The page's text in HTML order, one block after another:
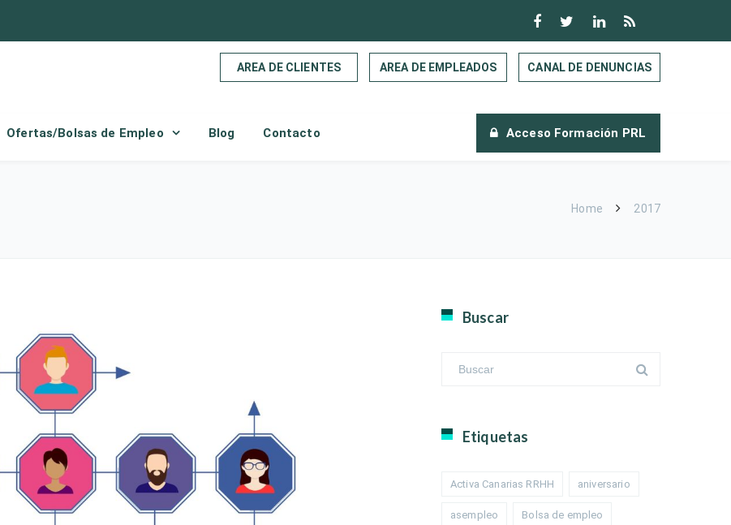
AREA DE CLIENTES AREA DE EMPLEADOS CANAL DE DENUNCIAS
Ofertas/Bolsas de Empleo Blog Contacto Acceso Formación PRL
Home 2017
Buscar
Etiquetas
Activa Canarias RRHH aniversario
asempleo Bolsa de empleo